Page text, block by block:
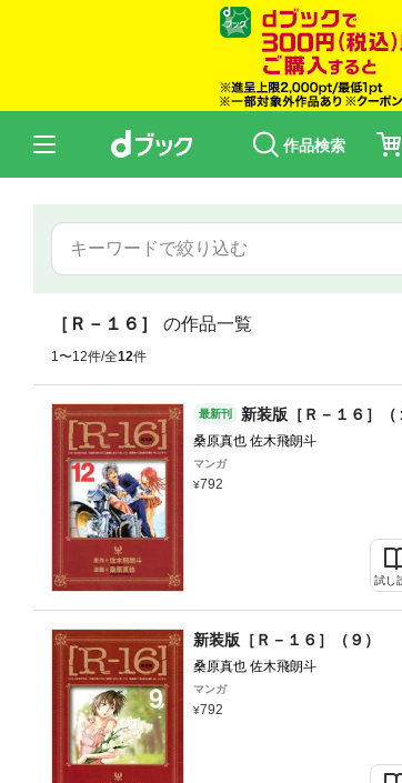
作品検索
［Ｒ－１６］ の作品一覧
1〜12件/全12件
最新刊 新装版［Ｒ－１６］（
桑原真也 佐木飛朗斗
マンガ
792
試し
新装版［Ｒ－１６］（９）
桑原真也 佐木飛朗斗
マンガ
792